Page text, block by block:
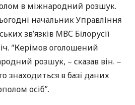
в міжнародний розшук.
начальник Управління
зв’язків МВС Білорусії
“Керімов оголошений
розшук, – сказав він. –
знаходиться в базі даних
осіб”.